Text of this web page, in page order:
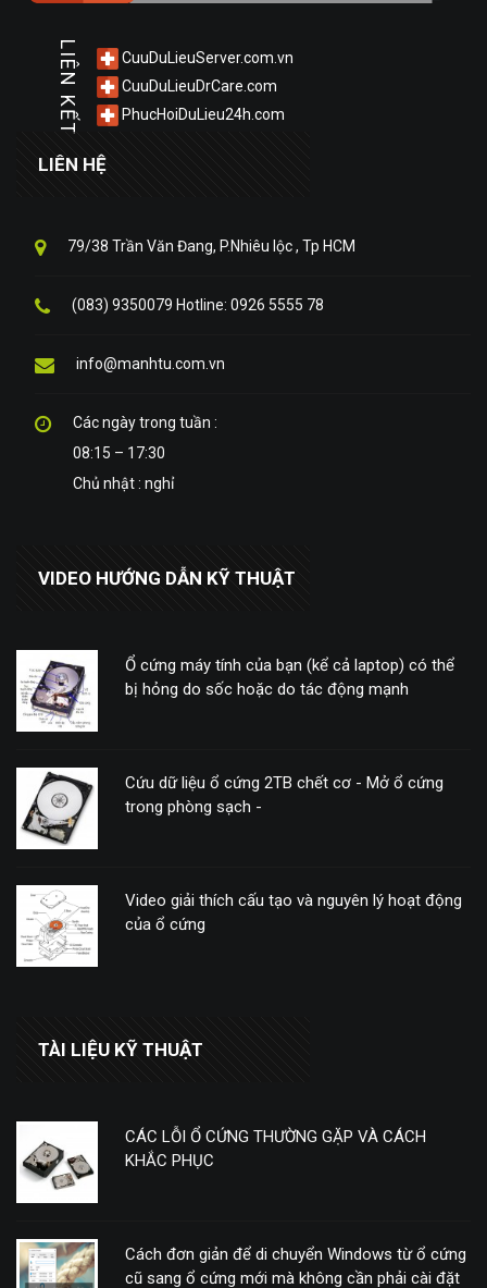
LIÊN KẾT
CuuDuLieuServer.com.vn
CuuDuLieuDrCare.com
PhucHoiDuLieu24h.com
LIÊN HỆ
79/38 Trần Văn Đang, P.Nhiêu lộc , Tp HCM
(083) 9350079 Hotline: 0926 5555 78
info@manhtu.com.vn
Các ngày trong tuần :
08:15 – 17:30
Chủ nhật : nghỉ
VIDEO HƯỚNG DẪN KỸ THUẬT
Ổ cứng máy tính của bạn (kể cả laptop) có thể
bị hỏng do sốc hoặc do tác động mạnh
Cứu dữ liệu ổ cứng 2TB chết cơ - Mở ổ cứng
trong phòng sạch -
Video giải thích cấu tạo và nguyên lý hoạt động
của ổ cứng
TÀI LIỆU KỸ THUẬT
CÁC LỖI Ổ CỨNG THƯỜNG GẶP VÀ CÁCH
KHẮC PHỤC
Cách đơn giản để di chuyển Windows từ ổ cứng
cũ sang ổ cứng mới mà không cần phải cài đặt